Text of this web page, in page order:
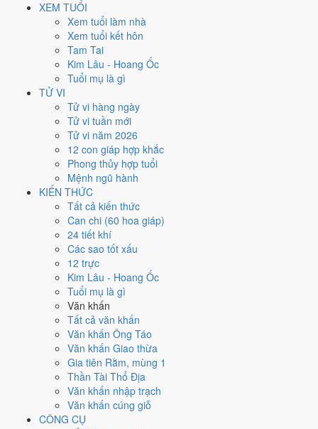
XEM TUỔI
Xem tuổi làm nhà
Xem tuổi kết hôn
Tam Tai
Kim Lâu - Hoang Ốc
Tuổi mụ là gì
TỬ VI
Tử vi hàng ngày
Tử vi tuần mới
Tử vi năm 2026
12 con giáp hợp khắc
Phong thủy hợp tuổi
Mệnh ngũ hành
KIẾN THỨC
Tất cả kiến thức
Can chi (60 hoa giáp)
24 tiết khí
Các sao tốt xấu
12 trực
Kim Lâu - Hoang Ốc
Tuổi mụ là gì
Văn khấn
Tất cả văn khấn
Văn khấn Ông Táo
Văn khấn Giao thừa
Gia tiên Rằm, mùng 1
Thần Tài Thổ Địa
Văn khấn nhập trạch
Văn khấn cúng giỗ
CÔNG CỤ
Bính Tý
Bính Ngọ
Ngày Ất Sửu có TrựcNguy(ngày nguy hiểm, đầy biến động) nhưng
Bảo Quang (Thiên Đức) hoàng đạo
5.1/10nên đây làNgày Bình Hòa
thường ngày.
Tỵ, Dậu, Týhợp ngày; tuổi
Ngày 20/6/2026 tốt hay xấu cho
việc gì?
Ngày 20/6/2026 đạt5.1/10
Cưới hỏi - đính hôn (6/10), thấp nhất là
Nguy (ngày nguy hiểm, đầy biến động) nhưng gặp Sao Bảo Quang
(Thiên Đức) hoàng đạo nên điểm từng việc chênh nhau như bảng
Cưới hỏi - đính hôn
Tốt
Cưới hỏi - đính hôn hôm nay ở
Hoàng Đạo.
Cách tính ngày tốt
🏪
Khai trương - mở cửa hàng